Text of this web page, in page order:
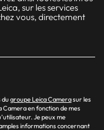
sur les services
vous, directement
groupe Leica Camerasur les
en fonction de mes
Je peux me
informations concernant